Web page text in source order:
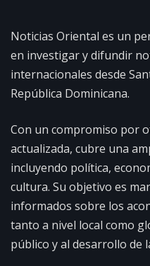
Noticias Oriental es un
en investigar y difundir
internacionales desde
República Dominicana.
Con un compromiso por
actualizada, cubre una
incluyendo política,
cultura. Su objetivo es
informados sobre los
tanto a nivel local como
público y al desarrollo de